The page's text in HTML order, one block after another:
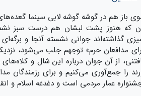
باز هم در گوشه گوشه لابی سینما
که هنوز پشت لبشان هم درست سبز
گذاشته‌اند جوانی نشسته آنجا و
مدافعان حرم» توجهم جلب می‌شود،
از آن جوان درباره این شال و
را جمع‌آوری می‌کنیم و برای رزمندگان
عمار مردمی است و دغدغه اسلام و